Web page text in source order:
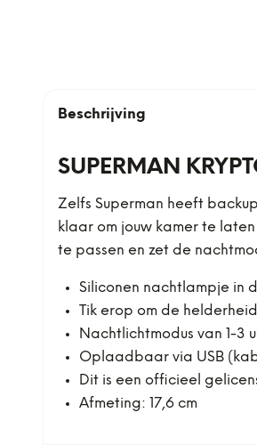
Beschrijving
SUPERMAN
Zelfs Superman heeft
klaar om jouw kamer te
te passen en zet de
Siliconen nachtlampje in
Tik erop om de
Nachtlichtmodus van 1-3
Oplaadbaar via USB
Dit is een officieel
Afmeting: 17,6 cm